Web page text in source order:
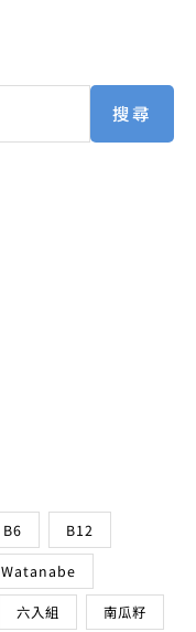
搜尋
B6 B12
Watanabe
六入組 南瓜籽